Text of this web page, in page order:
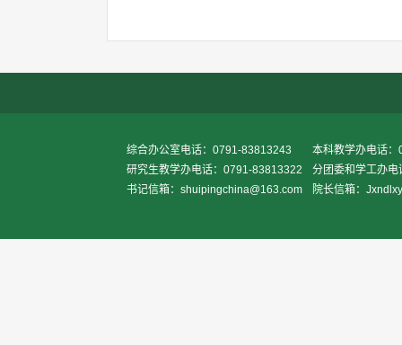
综合办公室电话：0791-83813243
本科教学办电话
研究生教学办电话：0791-83813322
分团委和学工办
书记信箱：shuipingchina@163.com
院长信箱：